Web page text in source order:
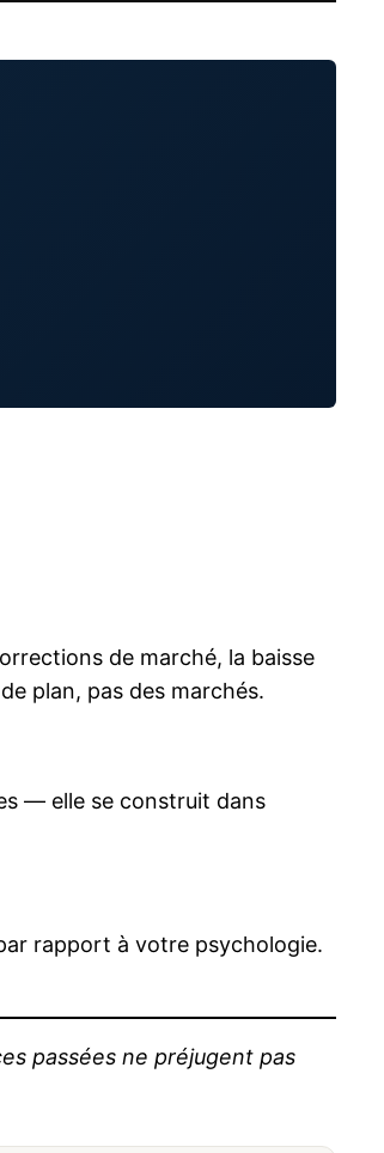
de marché, la baisse
plan, pas des marchés.
— elle se construit dans
rapport à votre psychologie.
passées ne préjugent pas